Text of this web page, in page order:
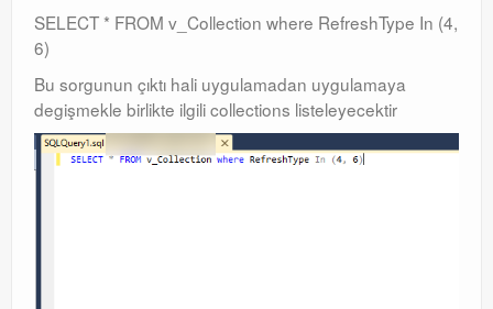
SELECT * FROM v_Collection where RefreshType In (4,
6)
Bu sorgunun çıktı hali uygulamadan uygulamaya
degişmekle birlikte ilgili collections listeleyecektir